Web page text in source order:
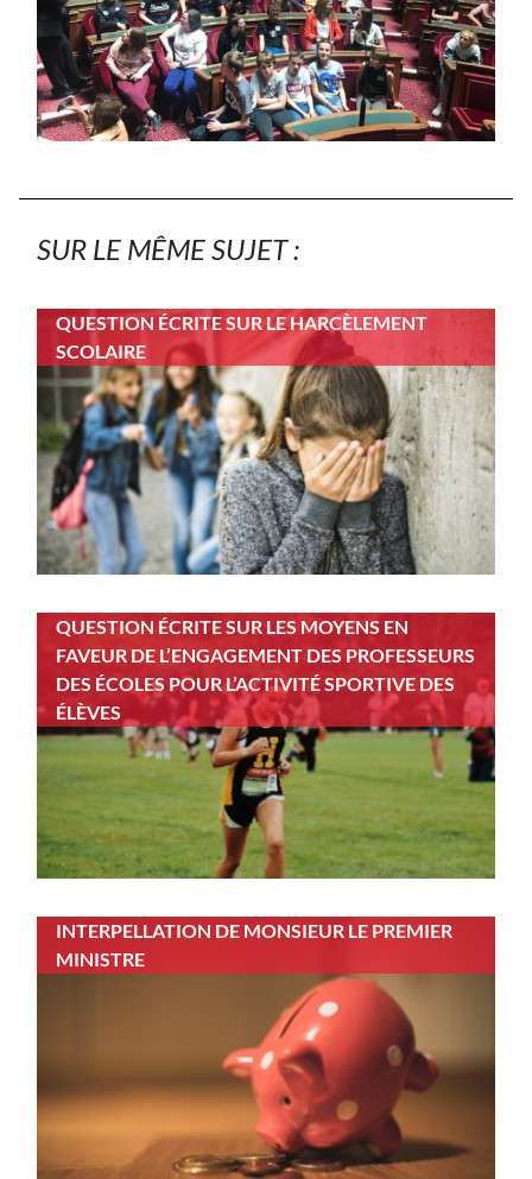
SUR LE MÊME SUJET :
QUESTION ÉCRITE SUR LE HARCÈLEMENT
SCOLAIRE
QUESTION ÉCRITE SUR LES MOYENS EN
FAVEUR DE L’ENGAGEMENT DES PROFESSEURS
DES ÉCOLES POUR L’ACTIVITÉ SPORTIVE DES
ÉLÈVES
INTERPELLATION DE MONSIEUR LE PREMIER
MINISTRE